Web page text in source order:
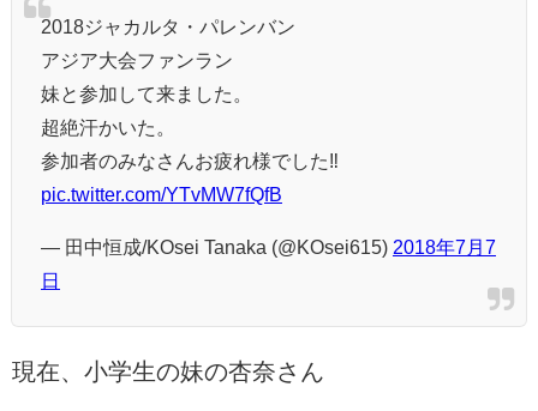
2018ジャカルタ・パレンバン
アジア大会ファンラン
妹と参加して来ました。
超絶汗かいた。
参加者のみなさんお疲れ様でした‼︎
pic.twitter.com/YTvMW7fQfB
— 田中恒成/KOsei Tanaka (@KOsei615) 2018年7月7
日
現在、小学生の妹の杏奈さん